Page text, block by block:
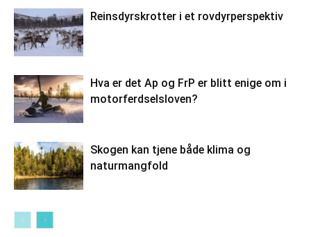
Reinsdyrskrotter i et rovdyrperspektiv
Hva er det Ap og FrP er blitt enige om i
motorferdselsloven?
Skogen kan tjene både klima og
naturmangfold